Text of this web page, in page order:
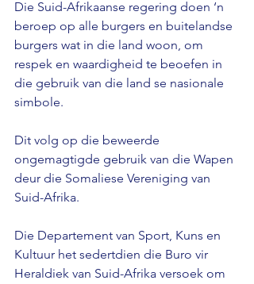
Die Suid-Afrikaanse regering doen ‘n
beroep op alle burgers en buitelandse
burgers wat in die land woon, om
respek en waardigheid te beoefen in
die gebruik van die land se nasionale
simbole.
Dit volg op die beweerde
ongemagtigde gebruik van die Wapen
deur die Somaliese Vereniging van
Suid-Afrika.
Die Departement van Sport, Kuns en
Kultuur het sedertdien die Buro vir
Heraldiek van Suid-Afrika versoek om